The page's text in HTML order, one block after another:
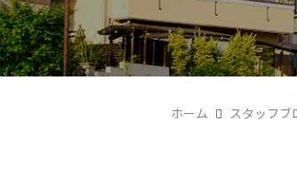
ホーム スタッフブ